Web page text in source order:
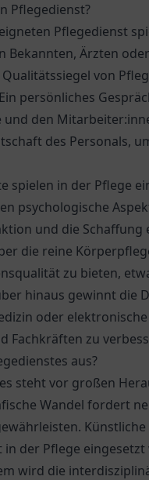
Pflegedienst?
Pflegedienst
Bekannten, Ärzten
von
persönliches
den
des Personals,
spielen in der Pflege
psychologische
und die
die reine
zu bieten,
hinaus gewinnt die
oder
Fachkräften zu
aus?
steht vor großen
Wandel fordert
der Pflege
wird die